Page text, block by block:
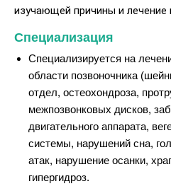
изучающей причины и лечение
Специализация
Специализируется на
области позвоночника
отдел, остеохондроза,
межпозвонковых дисков,
двигательного аппарата,
системы, нарушений сна,
атак, нарушение осанки,
гипергидроз.